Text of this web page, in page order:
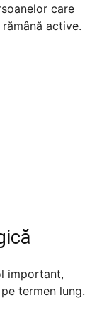
care
active.
important,
termen lung.